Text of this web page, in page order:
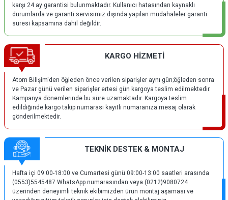
karşı 24 ay garantisi bulunmaktadır. Kullanıcı hatasından kaynaklı
durumlarda ve garanti servisimiz dışında yapılan müdahaleler garanti
süresi kapsamına dahil değildir.
KARGO HİZMETİ
Atom Bilişim'den öğleden önce verilen siparişler aynı gün;öğleden sonra
ve Pazar günü verilen siparişler ertesi gün kargoya teslim edilmektedir.
Kampanya dönemlerinde bu süre uzamaktadır. Kargoya teslim
edildiğinde kargo takip numarası kayıtlı numaranıza mesaj olarak
gönderilmektedir.
TEKNİK DESTEK & MONTAJ
Hafta içi 09:00-18:00 ve Cumartesi günü 09:00-13:00 saatleri arasında
(0553)5545487 WhatsApp numarasından veya (0212)9080724
üzerinden deneyimli teknik ekibimizden ürün montaj aşaması ve